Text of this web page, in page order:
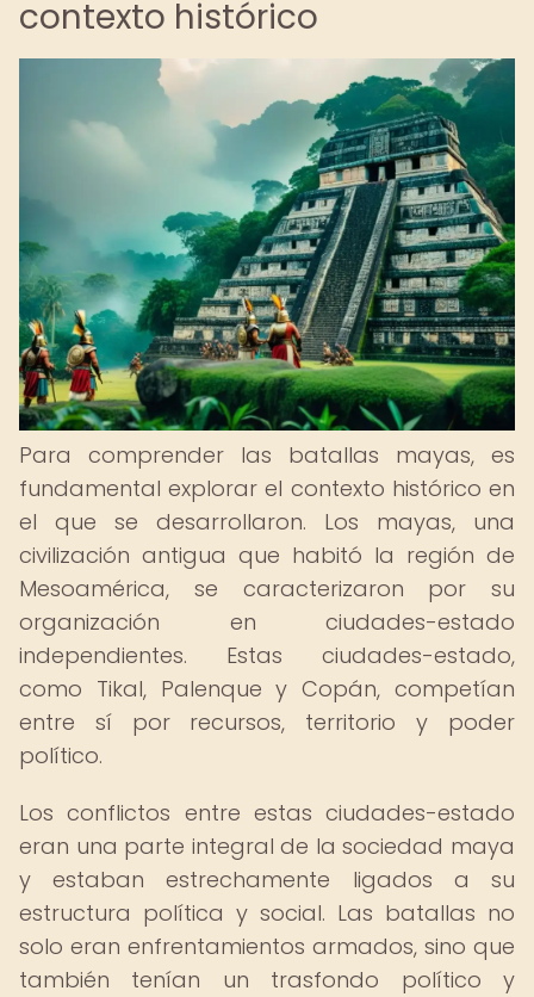
contexto histórico
Para comprender las batallas mayas, es
fundamental explorar el contexto histórico en
el que se desarrollaron. Los mayas, una
civilización antigua que habitó la región de
Mesoamérica, se caracterizaron por su
organización en ciudades-estado
independientes. Estas ciudades-estado,
como Tikal, Palenque y Copán, competían
entre sí por recursos, territorio y poder
político.
Los conflictos entre estas ciudades-estado
eran una parte integral de la sociedad maya
y estaban estrechamente ligados a su
estructura política y social. Las batallas no
solo eran enfrentamientos armados, sino que
también tenían un trasfondo político y